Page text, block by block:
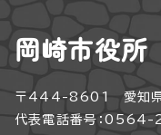
岡崎市役所
〒444-8601 愛知県
代表電話番号：